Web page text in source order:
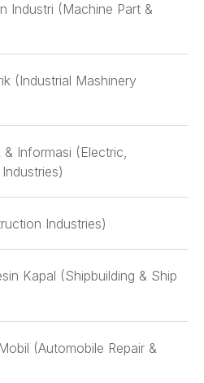
Industri (Machine Part &
(Industrial Mashinery
& Informasi (Electric,
Industries)
Kapal (Shipbuilding & Ship
(Automobile Repair &